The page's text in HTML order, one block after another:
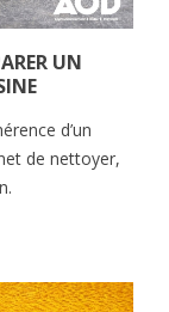
UN
d’un
de nettoyer,